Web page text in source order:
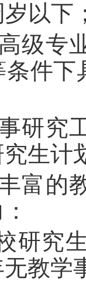
以下
高级
件
事研
生计
丰富
研究
教学